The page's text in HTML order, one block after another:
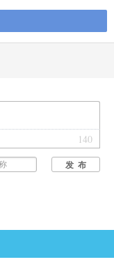
140
发 布